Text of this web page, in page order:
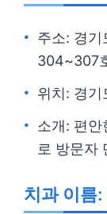
주소: 경
304~307
위치: 경기
소개: 편안
로 방문자
치과 이름